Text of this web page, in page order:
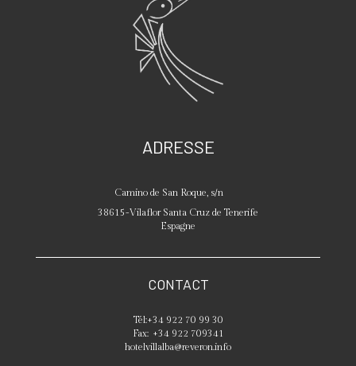
ADRESSE
Camino de San Roque, s/n
38615-Vilaflor Santa Cruz de Tenerife
Espagne
CONTACT
Tél:+34 922 70 99 30
Fax: +34 922 709341
hotelvillalba@reveron.info